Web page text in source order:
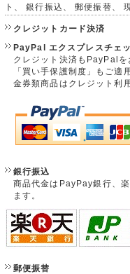
ト、 銀行振込、 郵便振替、
クレジットカード決済
PayPal エクスプレスチェ
クレジット決済もPayPalを
「買い手保護制度」もご適
金券類商品はクレジット利
銀行振込
商品代金はPayPay銀行、
ます。
郵便振替